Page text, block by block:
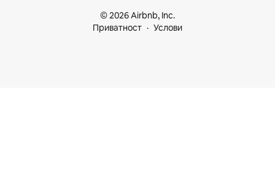
© 2026 Airbnb, Inc.
Приватност
Услови